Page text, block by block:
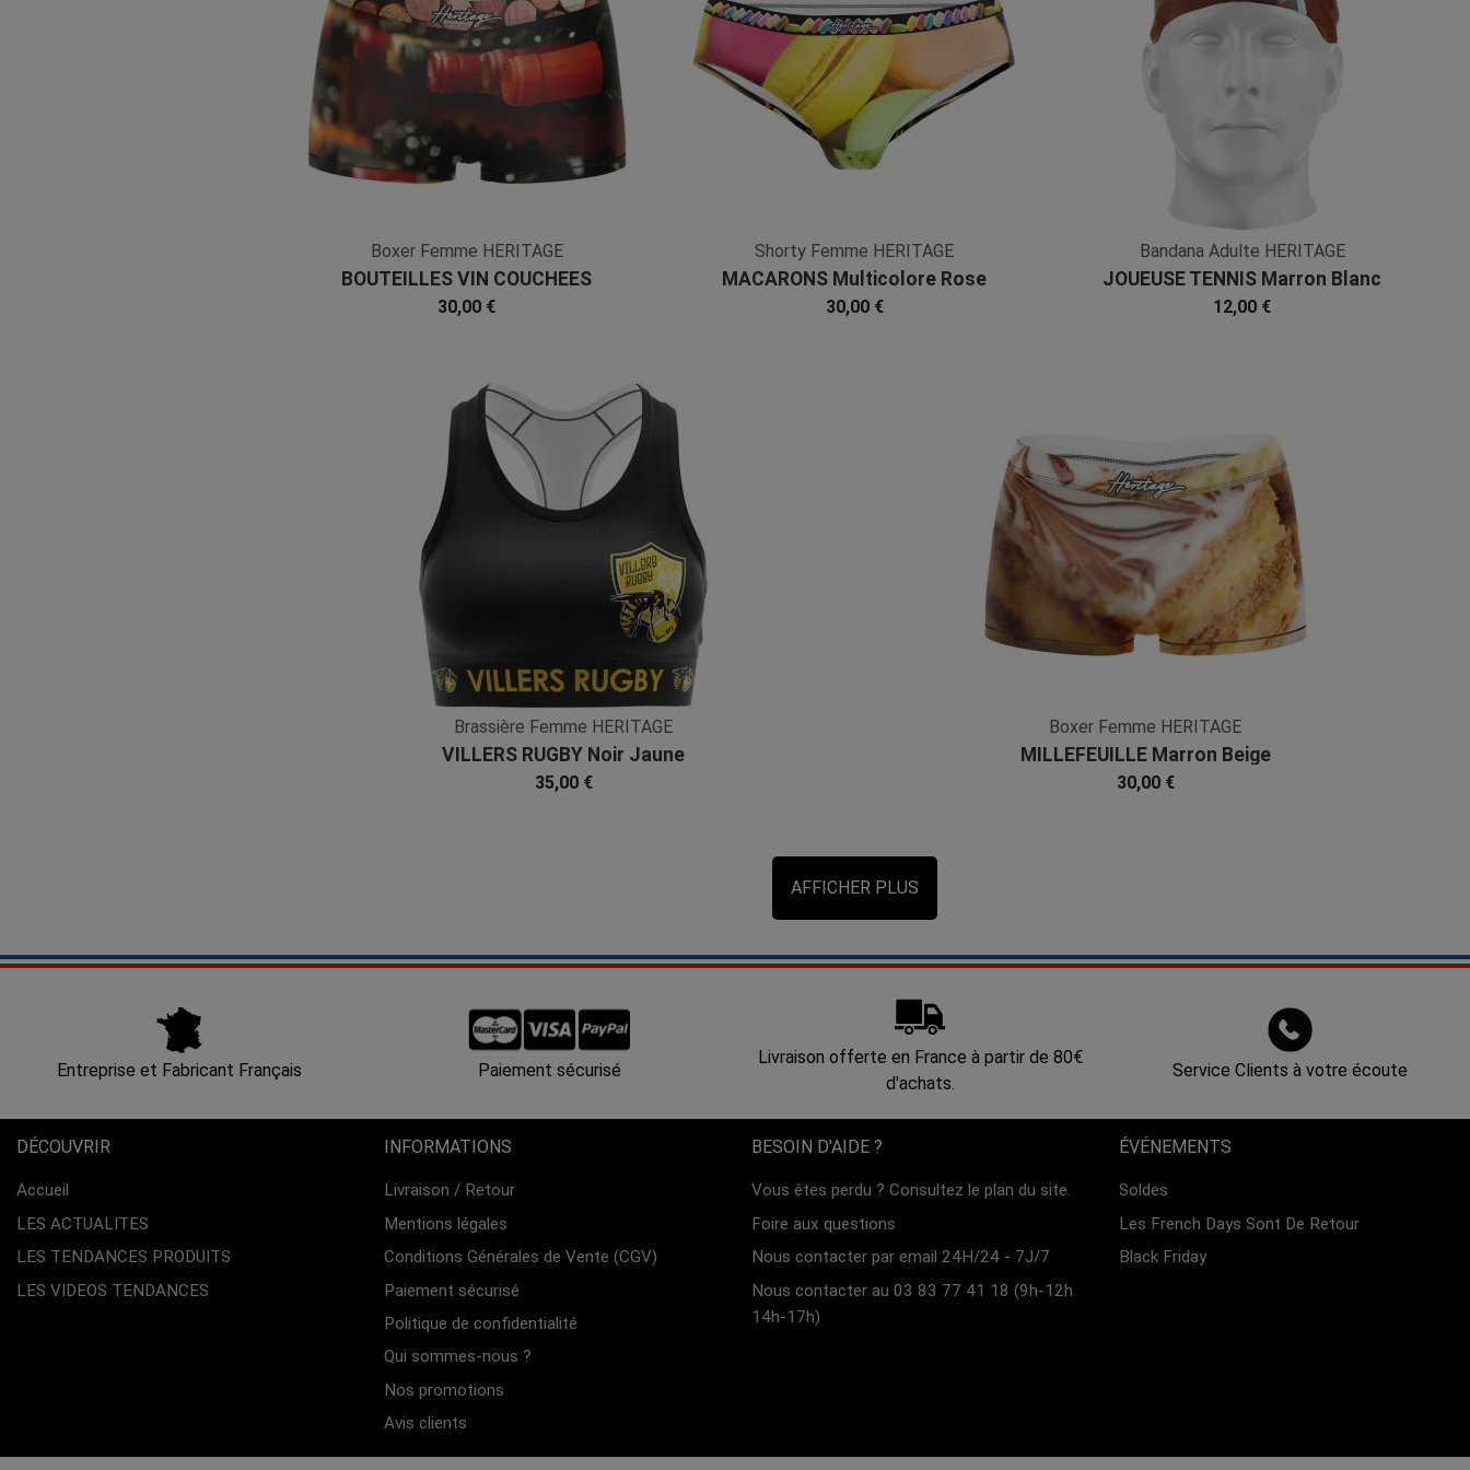
Boxer Femme HERITAGE
BOUTEILLES VIN COUCHEES
Marron Rouge Microfibre
30,00 €
Shorty Femme HERITAGE
MACARONS Multicolore Rose
Microfibre
30,00 €
Bandana Adulte HERITAGE
JOUEUSE TENNIS Marron Blanc
Microfibre
12,00 €
Brassière Femme HERITAGE
VILLERS RUGBY Noir Jaune
Microfibre
35,00 €
Boxer Femme HERITAGE
MILLEFEUILLE Marron Beige
Microfibre
30,00 €
AFFICHER PLUS
Entreprise et Fabricant Français Paiement sécurisé
Livraison offerte en France à partir de 80€
d'achats.
Service Clients à votre écoute
DÉCOUVRIR
Accueil
LES ACTUALITES
LES TENDANCES PRODUITS
LES VIDEOS TENDANCES
INFORMATIONS
Livraison / Retour
Mentions légales
Conditions Générales de Vente (CGV)
Paiement sécurisé
Politique de confidentialité
Qui sommes-nous ?
Nos promotions
Avis clients
BESOIN D'AIDE ?
Vous êtes perdu ? Consultez le plan du site.
Foire aux questions
Nous contacter par email 24H/24 - 7J/7
Nous contacter au 03 83 77 41 18 (9h-12h
14h-17h)
ÉVÉNEMENTS
Soldes
Les French Days Sont De Retour
Black Friday